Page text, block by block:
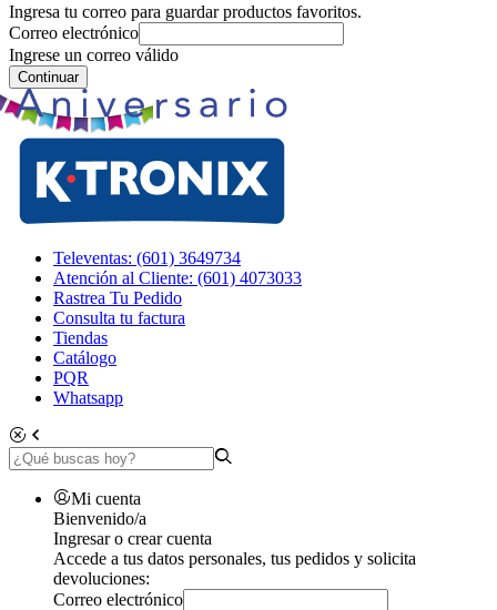
Ingresa tu correo para guardar productos favoritos.
Correo electrónico
Ingrese un correo válido
Continuar
Televentas: (601) 3649734
Atención al Cliente: (601) 4073033
Rastrea Tu Pedido
Consulta tu factura
Tiendas
Catálogo
PQR
Whatsapp
Mi cuenta
Bienvenido/a
Ingresar o crear cuenta
Accede a tus datos personales, tus pedidos y solicita
devoluciones:
Correo electrónico